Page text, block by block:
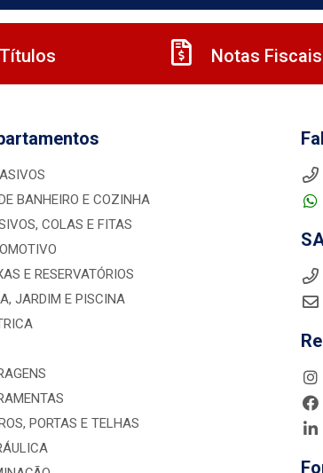
Títulos Notas Fiscais
BANHEIRO E COZINHA
COLAS E FITAS
E RESERVATÓRIOS
JARDIM E PISCINA
PORTAS E TELHAS